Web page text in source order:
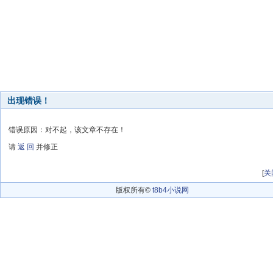
出现错误！
错误原因：对不起，该文章不存在！
请 返 回 并修正
[关
版权所有© t8b4小说网